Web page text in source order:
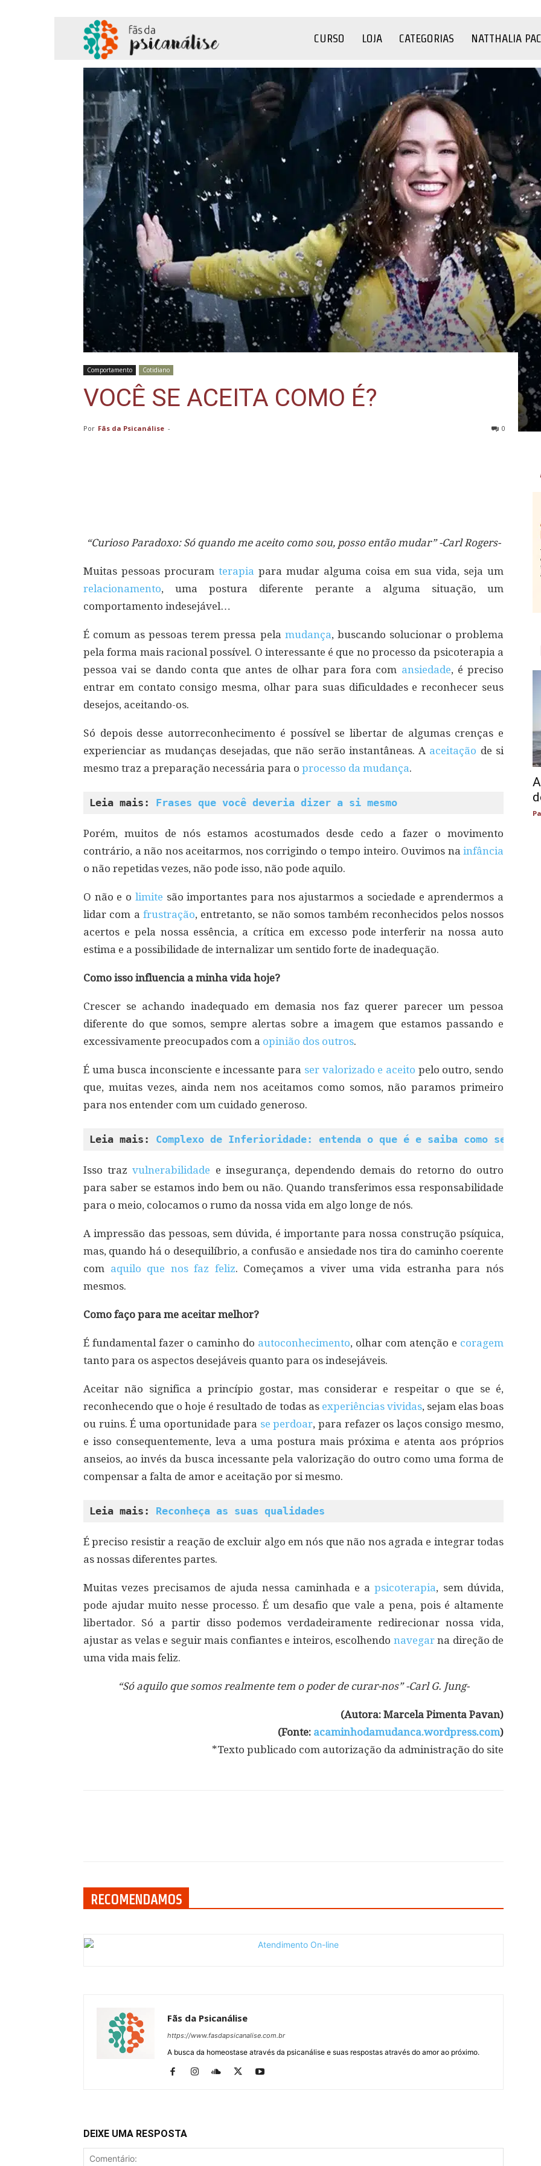
da
CURSO LOJA CATEGORIAS NATTHALIA
Comportamento Cotidiano
VOCÊ SE ACEITA COMO É?
Por Fãs da Psicanálise - 0
“Curioso Paradoxo: Só quando me aceito como sou, posso então mudar” -Carl Rogers-
Muitas pessoas procuram terapia para mudar alguma coisa em sua vida, seja um
relacionamento, uma postura diferente perante a alguma situação, um
comportamento indesejável…
É comum as pessoas terem pressa pela mudança, buscando solucionar o problema
pela forma mais racional possível. O interessante é que no processo da psicoterapia a
pessoa vai se dando conta que antes de olhar para fora com ansiedade, é preciso
entrar em contato consigo mesma, olhar para suas dificuldades e reconhecer seus
desejos, aceitando-os.
Só depois desse autorreconhecimento é possível se libertar de algumas crenças e
experienciar as mudanças desejadas, que não serão instantâneas. A aceitação de si
mesmo traz a preparação necessária para o processo da mudança.
Leia mais: Frases que você deveria dizer a si mesmo
Porém, muitos de nós estamos acostumados desde cedo a fazer o movimento
contrário, a não nos aceitarmos, nos corrigindo o tempo inteiro. Ouvimos na infância
o não repetidas vezes, não pode isso, não pode aquilo.
O não e o limite são importantes para nos ajustarmos a sociedade e aprendermos a
lidar com a frustração, entretanto, se não somos também reconhecidos pelos nossos
acertos e pela nossa essência, a crítica em excesso pode interferir na nossa auto
estima e a possibilidade de internalizar um sentido forte de inadequação.
Como isso influencia a minha vida hoje?
Crescer se achando inadequado em demasia nos faz querer parecer um pessoa
diferente do que somos, sempre alertas sobre a imagem que estamos passando e
excessivamente preocupados com a opinião dos outros.
É uma busca inconsciente e incessante para ser valorizado e aceito pelo outro, sendo
que, muitas vezes, ainda nem nos aceitamos como somos, não paramos primeiro
para nos entender com um cuidado generoso.
Leia mais: Complexo de Inferioridade: entenda o que é e saiba como se
Isso trazvulnerabilidade e insegurança, dependendo demais do retorno do outro
para saber se estamos indo bem ou não. Quando transferimos essa responsabilidade
para o meio, colocamos o rumo da nossa vida em algo longe de nós.
A impressão das pessoas, sem dúvida, é importante para nossa construção psíquica,
mas, quando há o desequilíbrio, a confusão e ansiedade nos tira do caminho coerente
com aquilo que nos faz feliz. Começamos a viver uma vida estranha para nós
mesmos.
Como faço para me aceitar melhor?
É fundamental fazer o caminho do autoconhecimento, olhar com atenção e coragem
tanto para os aspectos desejáveis quanto para os indesejáveis.
Aceitar não significa a princípio gostar, mas considerar e respeitar o que se é,
reconhecendo que o hoje é resultado de todas as experiências vividas, sejam elas boas
ou ruins. É uma oportunidade para se perdoar, para refazer os laços consigo mesmo,
e isso consequentemente, leva a uma postura mais próxima e atenta aos próprios
anseios, ao invés da busca incessante pela valorização do outro como uma forma de
compensar a falta de amor e aceitação por si mesmo.
Leia mais: Reconheça as suas qualidades
É preciso resistir a reação de excluir algo em nós que não nos agrada e integrar todas
as nossas diferentes partes.
Muitas vezes precisamos de ajuda nessa caminhada e apsicoterapia, sem dúvida,
pode ajudar muito nesse processo. É um desafio que vale a pena, pois é altamente
libertador. Só a partir disso podemos verdadeiramente redirecionar nossa vida,
ajustar as velas e seguir mais confiantes e inteiros, escolhendo navegarna direção de
uma vida mais feliz.
“Só aquilo que somos realmente tem o poder de curar-nos” -Carl G. Jung-
(Autora: Marcela Pimenta Pavan)
(Fonte: acaminhodamudanca.wordpress.com)
*Texto publicado com autorização da administração do site
RECOMENDAMOS
Fãs da Psicanálise
https://www.fasdapsicanalise.com.br
A busca da homeostase através da psicanálise e suas respostas através do amor ao próximo.
DEIXE UMA RESPOSTA